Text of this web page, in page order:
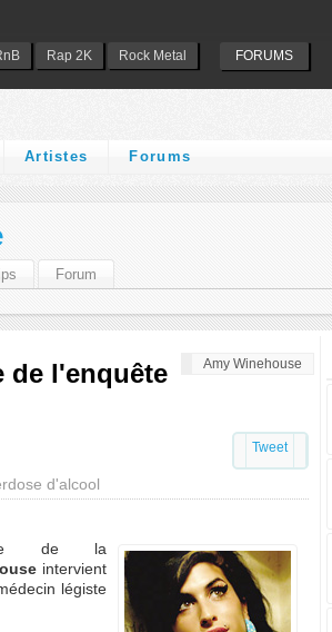
Rap 2K Rock Metal FORUMS
Artistes Forums
Forum
Amy Winehouse
de l'enquête
Tweet
d'alcool
de la
intervient
légiste